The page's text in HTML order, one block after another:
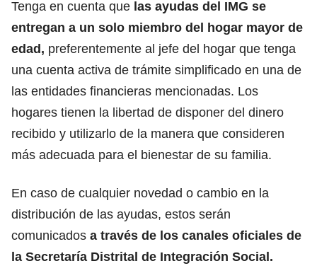
Tenga en cuenta que las ayudas del IMG se
entregan a un solo miembro del hogar mayor de
edad, preferentemente al jefe del hogar que tenga
una cuenta activa de trámite simplificado en una de
las entidades financieras mencionadas. Los
hogares tienen la libertad de disponer del dinero
recibido y utilizarlo de la manera que consideren
más adecuada para el bienestar de su familia.
En caso de cualquier novedad o cambio en la
distribución de las ayudas, estos serán
comunicados a través de los canales oficiales de
la Secretaría Distrital de Integración Social.